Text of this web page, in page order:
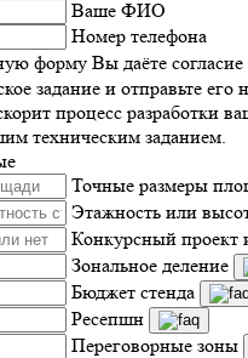
Ваше ФИО
Номер телефона
форму Вы даёте
задание и отправьте
процесс разработки
техническим заданием.
Точные размеры
Этажность или
Конкурсный проект
Зональное деление
Бюджет стенда
Ресепшн
Переговорные зоны